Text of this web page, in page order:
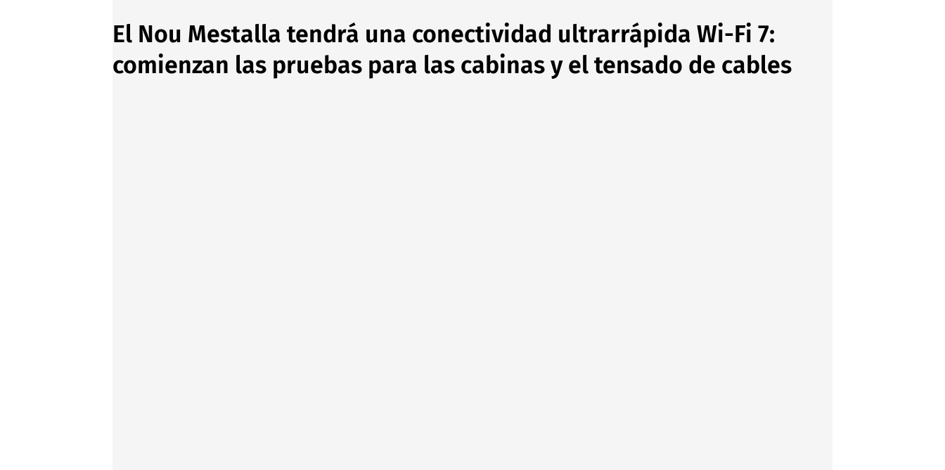
El Nou Mestalla tendrá una conectividad ultrarrápida Wi-Fi 7:
comienzan las pruebas para las cabinas y el tensado de cables